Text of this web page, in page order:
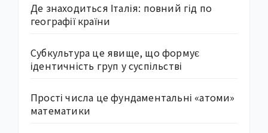
Де знаходиться Італія: повний гід по
географії країни
Субкультура це явище, що формує
ідентичність груп у суспільстві
Прості числа це фундаментальні «атоми»
математики